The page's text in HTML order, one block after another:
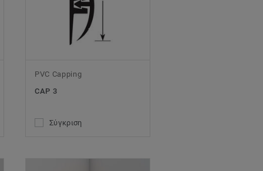
PVC Capping
CAP 3
Σύγκριση